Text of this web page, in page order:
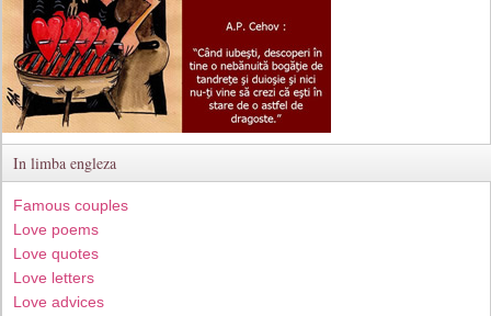
In limba engleza
Famous couples
Love poems
Love quotes
Love letters
Love advices